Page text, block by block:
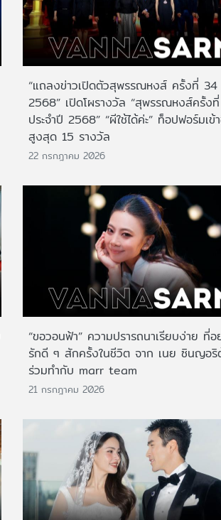
“แถลงข่าวเปิดตัวสุพรรณหงส์ ครั้งที่ 34
2568” เปิดโผรางวัล “สุพรรณหงส์ครั้ง
ประจำปี 2568” “ผีใช้ได้ค่ะ” ท็อปฟอร์มเข้
สูงสุด 15 รางวัล
22 กรกฎาคม 2026
“ขอวอนฟ้า” ความปรารถนาเรียบง่าย ที่อ
รักดี ๆ สักครั้งในชีวิต จาก เนย ซินญอริ
ร่วมทำกับ marr team
21 กรกฎาคม 2026